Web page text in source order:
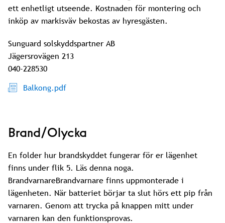
ett enhetligt utseende. Kostnaden för montering och
inköp av markisväv bekostas av hyresgästen.
Sunguard solskyddspartner AB
Jägersrovägen 213
040-228530
Balkong.pdf
Brand/Olycka
En folder hur brandskyddet fungerar för er lägenhet
finns under flik 5. Läs denna noga.
BrandvarnareBrandvarnare finns uppmonterade i
lägenheten. När batteriet börjar ta slut hörs ett pip från
varnaren. Genom att trycka på knappen mitt under
varnaren kan den funktionsprovas.